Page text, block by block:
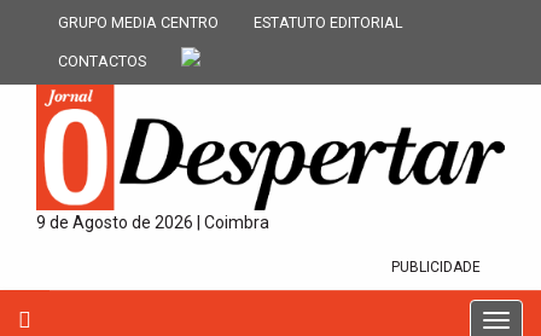
GRUPO MEDIA CENTRO ESTATUTO EDITORIAL
CONTACTOS
9 de Agosto de 2026 | Coimbra
PUBLICIDADE
T